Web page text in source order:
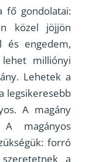
fő gondolatai:
közel jöjjön
és engedem,
milliónyi
Lehetek a
legsikeresebb
A magány
magányos
forró
a